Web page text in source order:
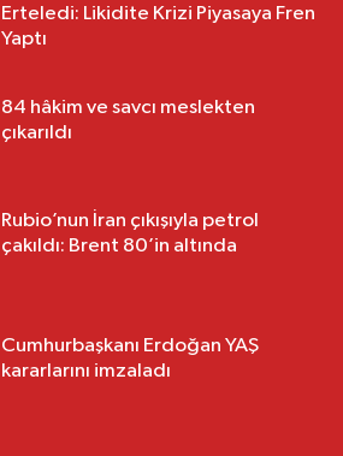
Erteledi: Likidite Krizi Piyasaya Fren
Yaptı
84 hâkim ve savcı meslekten
çıkarıldı
Rubio’nun İran çıkışıyla petrol
çakıldı: Brent 80’in altında
Cumhurbaşkanı Erdoğan YAŞ
kararlarını imzaladı